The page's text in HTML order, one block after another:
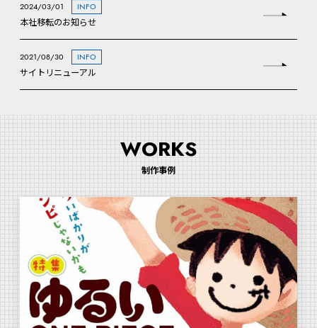
2024/03/01 INFO
本社移転のお知らせ
2021/08/30 INFO
サイトリニューアル
WORKS
制作事例